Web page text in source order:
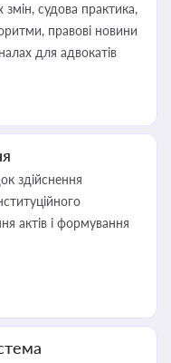
судова практика,
правові новини
для адвокатів
здійснення
актів і формування